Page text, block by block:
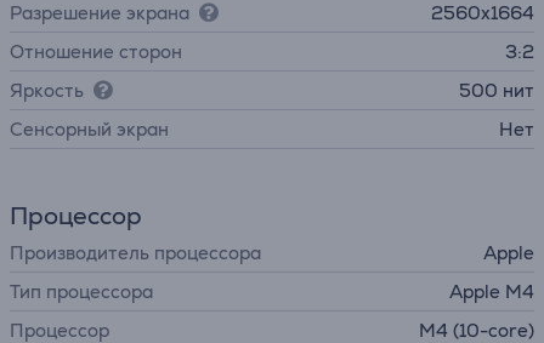
Разрешение экрана
2560x1664
Отношение сторон
3:2
Яркость
500 нит
Cенсорный экран
Нет
Процессор
Производитель процессора
Apple
Тип процессора
Apple M4
Процессор
M4 (10-core)